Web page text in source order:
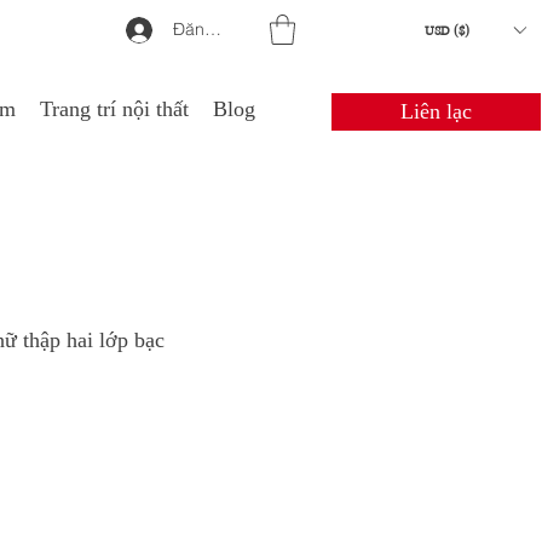
Đăng nhập USD ($)
Trang trí nội thất Blog Liên lạc
thập hai lớp bạc